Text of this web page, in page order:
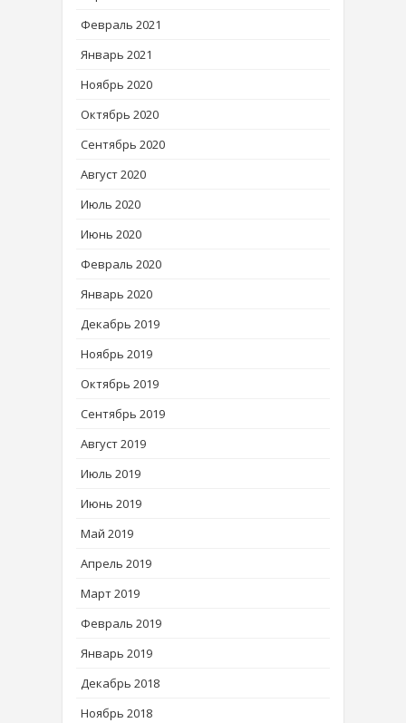
Февраль 2021
Январь 2021
Ноябрь 2020
Октябрь 2020
Сентябрь 2020
Август 2020
Июль 2020
Июнь 2020
Февраль 2020
Январь 2020
Декабрь 2019
Ноябрь 2019
Октябрь 2019
Сентябрь 2019
Август 2019
Июль 2019
Июнь 2019
Май 2019
Апрель 2019
Март 2019
Февраль 2019
Январь 2019
Декабрь 2018
Ноябрь 2018